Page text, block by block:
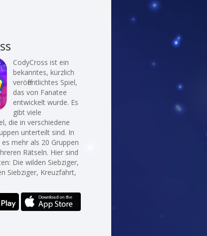
CodyCross ist ein
bekanntes, kürzlich
veröffentlichtes Spiel,
das von Fanatee
entwickelt wurde. Es
gibt viele
die in verschiedene
unterteilt sind. In
mehr als 20 Gruppen
Rätseln. Hier sind
Die wilden Siebziger,
Siebziger, Kreuzfahrt,